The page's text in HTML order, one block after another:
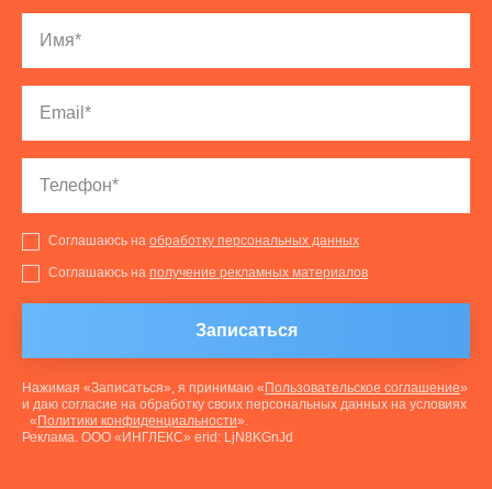
Соглашаюсь на обработку персональных данных
Соглашаюсь на получение рекламных материалов
Записаться
Нажимая «Записаться», я принимаю «Пользовательское соглашение»
и даю согласие на обработку своих персональных данных на условиях
«Политики конфиденциальности».
Реклама. ООО «ИНГЛЕКС» erid: LjN8KGnJd